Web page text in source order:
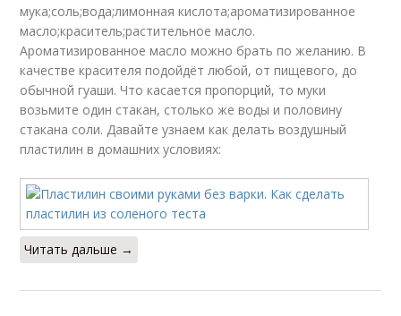
мука;соль;вода;лимонная кислота;ароматизированное
масло;краситель;растительное масло.
Ароматизированное масло можно брать по желанию. В
качестве красителя подойдёт любой, от пищевого, до
обычной гуаши. Что касается пропорций, то муки
возьмите один стакан, столько же воды и половину
стакана соли. Давайте узнаем как делать воздушный
пластилин в домашних условиях:
Читать дальше →